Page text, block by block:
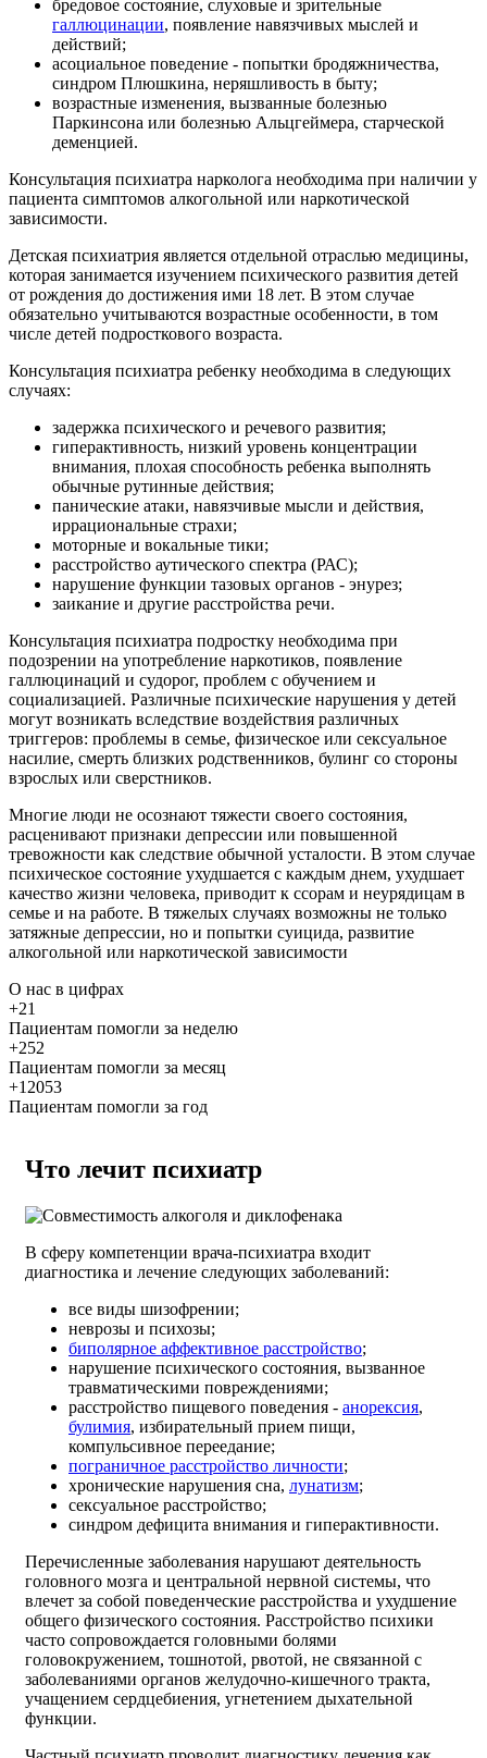
бредовое состояние, слуховые и зрительные
галлюцинации, появление навязчивых мыслей и
действий;
асоциальное поведение - попытки бродяжничества,
синдром Плюшкина, неряшливость в быту;
возрастные изменения, вызванные болезнью
Паркинсона или болезнью Альцгеймера, старческой
деменцией.
Консультация психиатра нарколога необходима при наличии у
пациента симптомов алкогольной или наркотической
зависимости.
Детская психиатрия является отдельной отраслью медицины,
которая занимается изучением психического развития детей
от рождения до достижения ими 18 лет. В этом случае
обязательно учитываются возрастные особенности, в том
числе детей подросткового возраста.
Консультация психиатра ребенку необходима в следующих
случаях:
задержка психического и речевого развития;
гиперактивность, низкий уровень концентрации
внимания, плохая способность ребенка выполнять
обычные рутинные действия;
панические атаки, навязчивые мысли и действия,
иррациональные страхи;
моторные и вокальные тики;
расстройство аутического спектра (РАС);
нарушение функции тазовых органов - энурез;
заикание и другие расстройства речи.
Консультация психиатра подростку необходима при
подозрении на употребление наркотиков, появление
галлюцинаций и судорог, проблем с обучением и
социализацией. Различные психические нарушения у детей
могут возникать вследствие воздействия различных
триггеров: проблемы в семье, физическое или сексуальное
насилие, смерть близких родственников, булинг со стороны
взрослых или сверстников.
Многие люди не осознают тяжести своего состояния,
расценивают признаки депрессии или повышенной
тревожности как следствие обычной усталости. В этом случае
психическое состояние ухудшается с каждым днем, ухудшает
качество жизни человека, приводит к ссорам и неурядицам в
семье и на работе. В тяжелых случаях возможны не только
затяжные депрессии, но и попытки суицида, развитие
алкогольной или наркотической зависимости
О нас в цифрах
+21
Пациентам помогли за неделю
+252
Пациентам помогли за месяц
+12053
Пациентам помогли за год
Что лечит психиатр
В сферу компетенции врача-психиатра входит
диагностика и лечение следующих заболеваний:
все виды шизофрении;
неврозы и психозы;
биполярное аффективное расстройство;
нарушение психического состояния, вызванное
травматическими повреждениями;
расстройство пищевого поведения - анорексия,
булимия, избирательный прием пищи,
компульсивное переедание;
пограничное расстройство личности;
хронические нарушения сна, лунатизм;
сексуальное расстройство;
синдром дефицита внимания и гиперактивности.
Перечисленные заболевания нарушают деятельность
головного мозга и центральной нервной системы, что
влечет за собой поведенческие расстройства и ухудшение
общего физического состояния. Расстройство психики
часто сопровождается головными болями
головокружением, тошнотой, рвотой, не связанной с
заболеваниями органов желудочно-кишечного тракта,
учащением сердцебиения, угнетением дыхательной
функции.